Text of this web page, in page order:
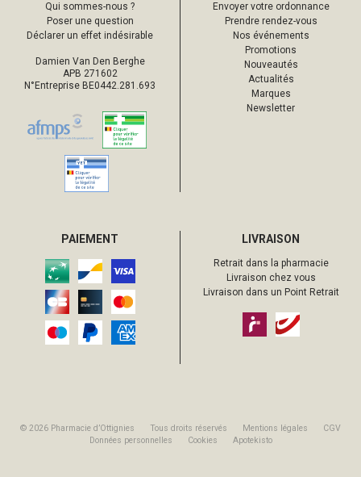
Qui sommes-nous ?
Poser une question
Déclarer un effet indésirable
Damien Van Den Berghe
APB 271602
N°Entreprise BE0442.281.693
Envoyer votre ordonnance
Prendre rendez-vous
Nos événements
Promotions
Nouveautés
Actualités
Marques
Newsletter
PAIEMENT LIVRAISON
Retrait dans la pharmacie
Livraison chez vous
Livraison dans un Point Retrait
© 2026 Pharmacie d’Ottignies Tous droits réservés Mentions légales
CGV
Données personnelles
Cookies Apotekisto